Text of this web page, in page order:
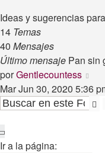
Ideas y sugerencias
14 Temas
40 Mensajes
Último mensaje Pan sin
porGentlecountess
Mar Jun 30, 2020 5:36
Página
16
Ir a la página: